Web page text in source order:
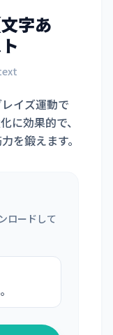
字あ
イズ運動で
に効果的で、
を鍛えます。
ロードして